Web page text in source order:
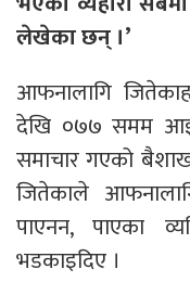
लेखेका छन् ।’
आफनालागि
देखि ०७७ समम
समाचार गएको
जितेकाले
पाएनन, पाएका
भडकाइदिए ।